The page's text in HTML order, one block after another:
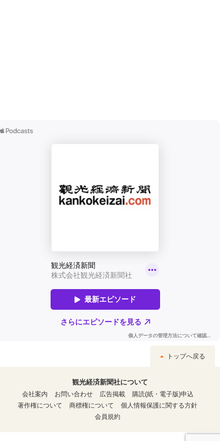
トップへ戻る
観光経済新聞社について
会社案内
お問い合わせ 広告掲載
購読(紙・電子版)申込
著作権について
商標権について
個人情報保護に関する方針
会員規約